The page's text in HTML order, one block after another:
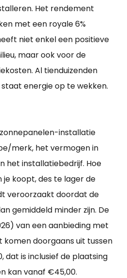
Het rendement
met een royale 6%
niet enkel een positieve
maar ook voor de
Al tienduizenden
energie op te wekken.
installatie
merk, het vermogen in
het installatiebedrijf. Hoe
koopt, des te lager de
veroorzaakt doordat de
gemiddeld minder zijn. De
van een aanbieding met
komen doorgaans uit tussen
dat is inclusief de plaatsing
kan vanaf €45,00.